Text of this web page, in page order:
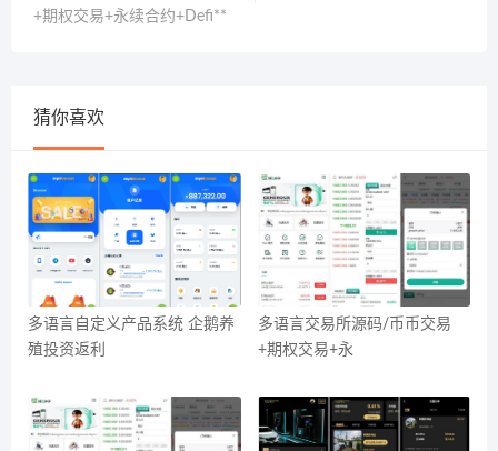
+期权交易+永续合约+Defi**
猜你喜欢
多语言自定义产品系统 企鹅养
殖投资返利
多语言交易所源码/币币交易
+期权交易+永